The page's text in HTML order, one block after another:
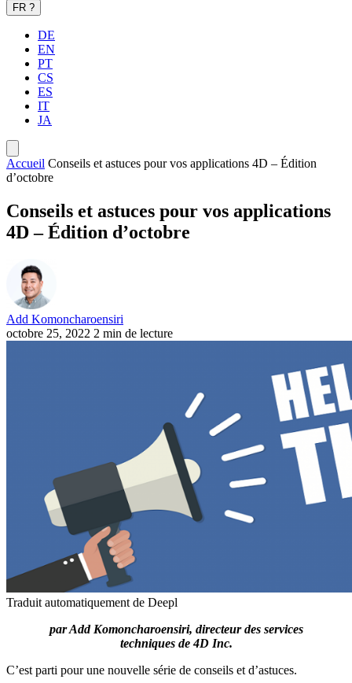
FR ?
DE
EN
PT
CS
ES
IT
JA
Accueil Conseils et astuces pour vos applications 4D – Édition
d’octobre
Conseils et astuces pour vos applications
4D – Édition d’octobre
Add Komoncharoensiri
octobre 25, 2022 2 min de lecture
Traduit automatiquement de Deepl
par Add Komoncharoensiri, directeur des services
techniques de 4D Inc.
C’est parti pour une nouvelle série de conseils et d’astuces.